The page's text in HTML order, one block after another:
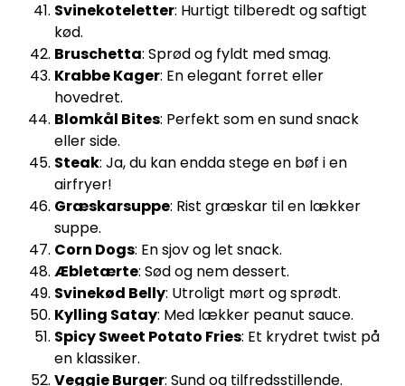
Svinekoteletter: Hurtigt tilberedt og saftigt
kød.
Bruschetta: Sprød og fyldt med smag.
Krabbe Kager: En elegant forret eller
hovedret.
Blomkål Bites: Perfekt som en sund snack
eller side.
Steak: Ja, du kan endda stege en bøf i en
airfryer!
Græskarsuppe: Rist græskar til en lækker
suppe.
Corn Dogs: En sjov og let snack.
Æbletærte: Sød og nem dessert.
Svinekød Belly: Utroligt mørt og sprødt.
Kylling Satay: Med lækker peanut sauce.
Spicy Sweet Potato Fries: Et krydret twist på
en klassiker.
Veggie Burger: Sund og tilfredsstillende.